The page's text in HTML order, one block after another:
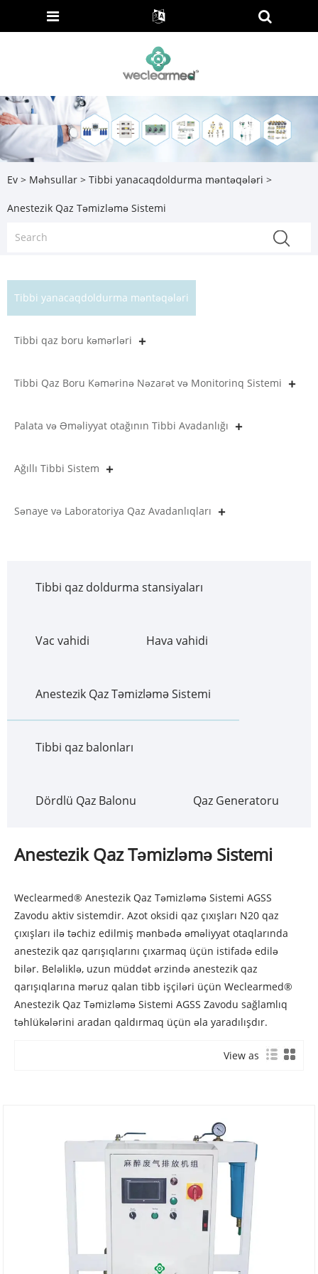
Ev > Məhsullar > Tibbi yanacaqdoldurma məntəqələri >
Anestezik Qaz Təmizləmə Sistemi
Tibbi yanacaqdoldurma məntəqələri
Tibbi qaz boru kəmərləri
Tibbi Qaz Boru Kəmərinə Nəzarət və Monitorinq Sistemi
Palata və Əməliyyat otağının Tibbi Avadanlığı
Ağıllı Tibbi Sistem
Sənaye və Laboratoriya Qaz Avadanlıqları
Tibbi qaz doldurma stansiyaları
Vac vahidi Hava vahidi
Anestezik Qaz Təmizləmə Sistemi
Tibbi qaz balonları
Dördlü Qaz Balonu Qaz Generatoru
Anestezik Qaz Təmizləmə Sistemi
Weclearmed® Anestezik Qaz Təmizləmə Sistemi AGSS
Zavodu aktiv sistemdir. Azot oksidi qaz çıxışları N20 qaz
çıxışları ilə təchiz edilmiş mənbədə əməliyyat otaqlarında
anestezik qaz qarışıqlarını çıxarmaq üçün istifadə edilə
bilər. Beləliklə, uzun müddət ərzində anestezik qaz
qarışıqlarına məruz qalan tibb işçiləri üçün Weclearmed®
Anestezik Qaz Təmizləmə Sistemi AGSS Zavodu sağlamlıq
təhlükələrini aradan qaldırmaq üçün əla yaradılışdır.
View as